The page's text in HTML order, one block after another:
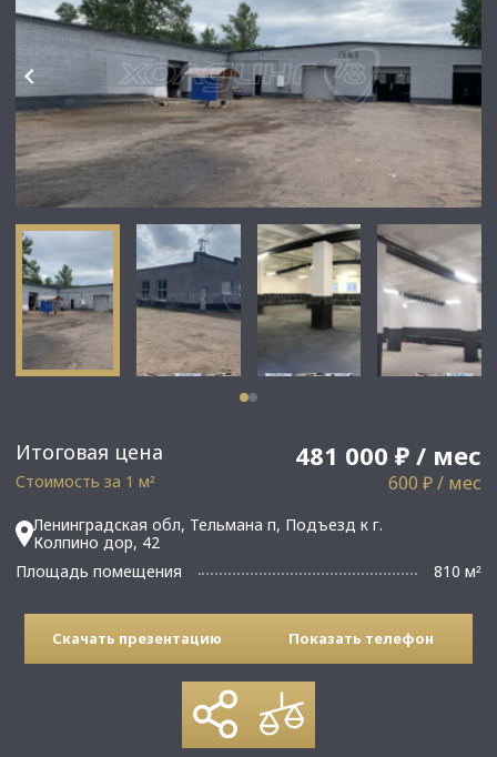
Итоговая цена 481 000 ₽ / мес
Стоимость за 1 м² 600 ₽ / мес
Ленинградская обл, Тельмана п, Подъезд к г.
Колпино дор, 42
Площадь помещения
810 м²
Скачать презентацию Показать телефон